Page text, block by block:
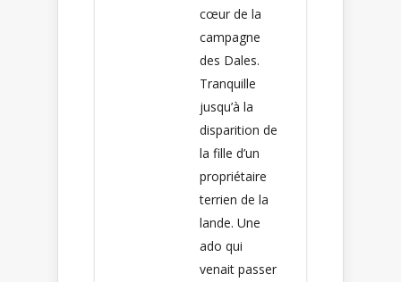
cœur de la
campagne
des Dales.
Tranquille
jusqu’à la
disparition de
la fille d’un
propriétaire
terrien de la
lande. Une
ado qui
venait passer